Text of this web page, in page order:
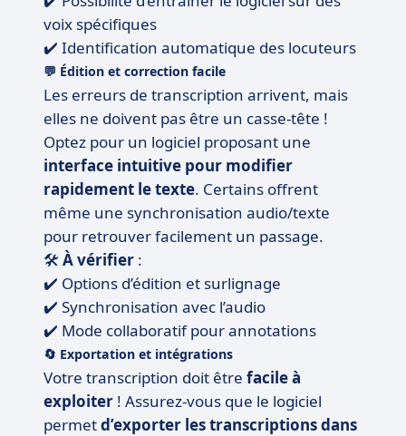
voix spécifiques
✔️ Identification automatique des locuteurs
💬 Édition et correction facile
Les erreurs de transcription arrivent, mais
elles ne doivent pas être un casse-tête !
Optez pour un logiciel proposant une
interface intuitive pour modifier
rapidement le texte. Certains offrent
même une synchronisation audio/texte
pour retrouver facilement un passage.
🛠️ À vérifier :
✔️ Options d’édition et surlignage
✔️ Synchronisation avec l’audio
✔️ Mode collaboratif pour annotations
🔄 Exportation et intégrations
Votre transcription doit être facile à
exploiter ! Assurez-vous que le logiciel
permetd’exporter les transcriptions dans